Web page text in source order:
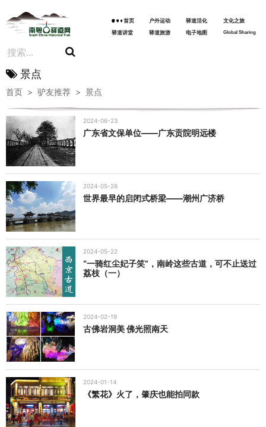
首页 户外运动 驿道活化
文化之旅
驿道讲堂
驿道旅游 电子地图 Global Sharing
景点
首页 > 驴友推荐 > 景点
2024-06-23
广东省文保单位——广东贡院明远楼
2024-05-26
世界最早的启闭式桥梁——潮州广济桥
2024-05-22
“一骑红尘妃子笑”，南岭这些古道，可不止送过
荔枝（一）
2024-02-19
古佛岩洞美 佛光照南天
2024-01-14
《繁花》火了，肇庆也能拍同款